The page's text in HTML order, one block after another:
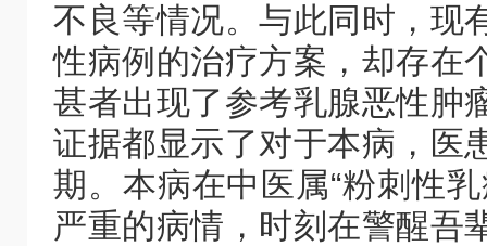
不良等情况。与此同时，现
性病例的治疗方案，却存在
甚者出现了参考乳腺恶性肿
证据都显示了对于本病，医
期。本病在中医属“粉刺性
严重的病情，时刻在警醒吾